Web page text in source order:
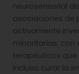
neurosensorial
asociaciones de
activamente
minoritarias, con
terapéuticos
incluso curar la